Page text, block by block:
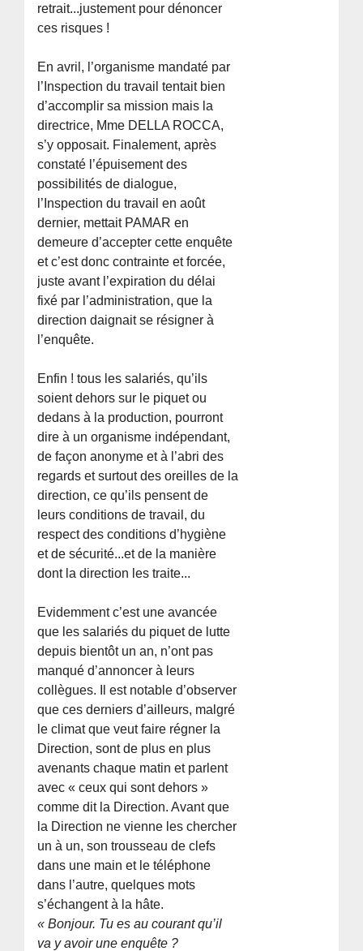
retrait...justement pour dénoncer
ces risques !
En avril, l’organisme mandaté par
l’Inspection du travail tentait bien
d’accomplir sa mission mais la
directrice, Mme DELLA ROCCA,
s’y opposait. Finalement, après
constaté l’épuisement des
possibilités de dialogue,
l’Inspection du travail en août
dernier, mettait PAMAR en
demeure d’accepter cette enquête
et c’est donc contrainte et forcée,
juste avant l’expiration du délai
fixé par l’administration, que la
direction daignait se résigner à
l’enquête.
Enfin ! tous les salariés, qu’ils
soient dehors sur le piquet ou
dedans à la production, pourront
dire à un organisme indépendant,
de façon anonyme et à l’abri des
regards et surtout des oreilles de la
direction, ce qu’ils pensent de
leurs conditions de travail, du
respect des conditions d’hygiène
et de sécurité...et de la manière
dont la direction les traite...
Evidemment c’est une avancée
que les salariés du piquet de lutte
depuis bientôt un an, n’ont pas
manqué d’annoncer à leurs
collègues. Il est notable d’observer
que ces derniers d’ailleurs, malgré
le climat que veut faire régner la
Direction, sont de plus en plus
avenants chaque matin et parlent
avec « ceux qui sont dehors »
comme dit la Direction. Avant que
la Direction ne vienne les chercher
un à un, son trousseau de clefs
dans une main et le téléphone
dans l’autre, quelques mots
s’échangent à la hâte.
« Bonjour. Tu es au courant qu’il
va y avoir une enquête ?